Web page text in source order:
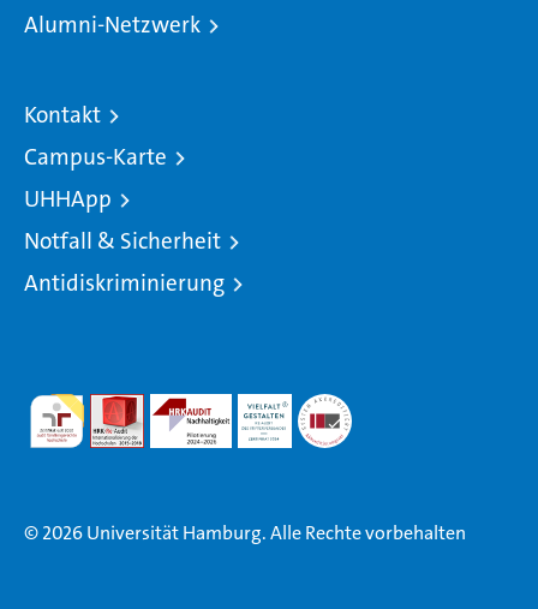
Alumni-Netzwerk
Kontakt
Campus-Karte
UHHApp
Notfall & Sicherheit
Antidiskriminierung
© 2026 Universität Hamburg. Alle Rechte vorbehalten